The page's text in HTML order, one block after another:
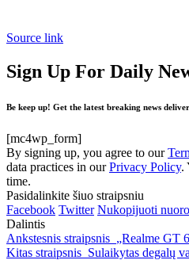
Source link
Sign Up For Daily
Be keep up! Get the latest breaking news
[mc4wp_form]
By signing up, you agree to our
data practices in ourPrivacy Policy.
time.
Pasidalinkite šiuo straipsniu
Facebook Twitter Nukopijuoti
Dalintis
Ankstesnis straipsnis „Realme GT
Kitas straipsnis Sulaikytas degalų